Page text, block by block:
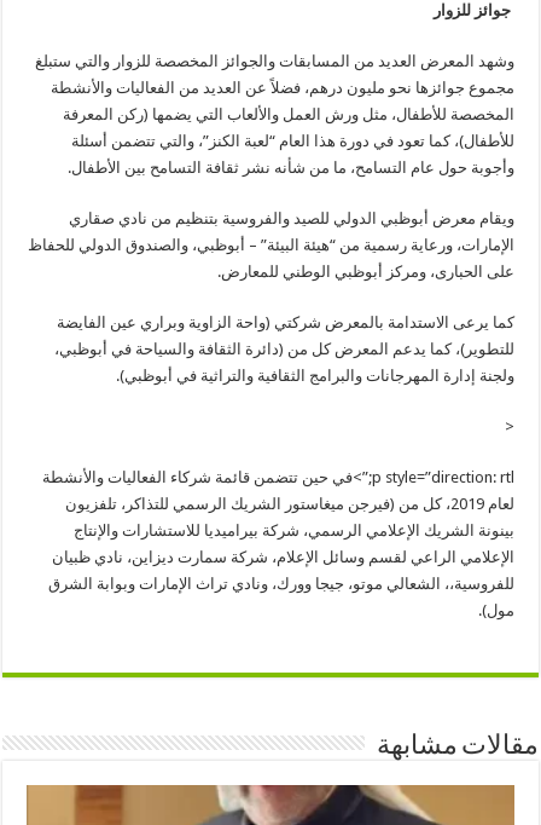
جوائز للزوار
وشهد المعرض العديد من المسابقات والجوائز المخصصة للزوار والتي ستبلغ
مجموع جوائزها نحو مليون درهم، فضلاً عن العديد من الفعاليات والأنشطة
المخصصة للأطفال، مثل ورش العمل والألعاب التي يضمها (ركن المعرفة
للأطفال)، كما تعود في دورة هذا العام “لعبة الكنز”، والتي تتضمن أسئلة
وأجوبة حول عام التسامح، ما من شأنه نشر ثقافة التسامح بين الأطفال.
ويقام معرض أبوظبي الدولي للصيد والفروسية بتنظيم من نادي صقاري
الإمارات، ورعاية رسمية من “هيئة البيئة” – أبوظبي، والصندوق الدولي للحفاظ
على الحبارى، ومركز أبوظبي الوطني للمعارض.
كما يرعى الاستدامة بالمعرض شركتي (واحة الزاوية وبراري عين الفايضة
للتطوير)، كما يدعم المعرض كل من (دائرة الثقافة والسياحة في أبوظبي،
ولجنة إدارة المهرجانات والبرامج الثقافية والتراثية في أبوظبي).
<
p style=”direction: rtl;”>
في حين تتضمن قائمة شركاء الفعاليات والأنشطة
لعام 2019، كل من (فيرجن ميغاستور الشريك الرسمي للتذاكر، تلفزيون
بينونة الشريك الإعلامي الرسمي، شركة بيراميديا للاستشارات والإنتاج
الإعلامي الراعي لقسم وسائل الإعلام، شركة سمارت ديزاين، نادي ظبيان
للفروسية،، الشعالي موتو، جيجا وورك، ونادي تراث الإمارات وبوابة الشرق
مول).
مقالات مشابهة